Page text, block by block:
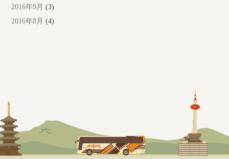
2016年9月 (3)
2016年8月 (4)